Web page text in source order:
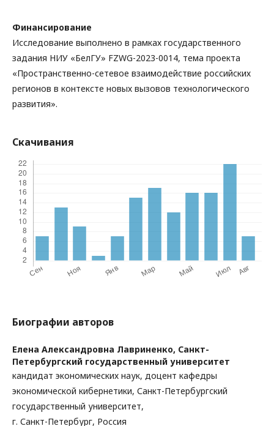
Финансирование
Исследование выполнено в рамках государственного
задания НИУ «БелГУ» FZWG-2023-0014, тема проекта
«Пространственно-сетевое взаимодействие российских
регионов в контексте новых вызовов технологического
развития».
Скачивания
Биографии авторов
Елена Александровна Лавриненко, Санкт-
Петербургский государственный университет
кандидат экономических наук, доцент кафедры
экономической кибернетики, Санкт-Петербургский
государственный университет,
г. Санкт-Петербург, Россия